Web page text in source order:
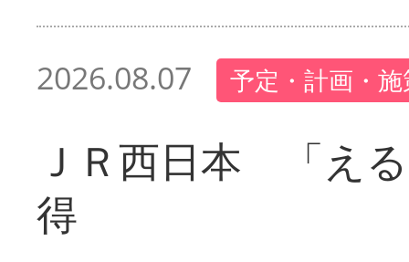
2026.08.07 予定・計画・
ＪＲ西日本 「え
得